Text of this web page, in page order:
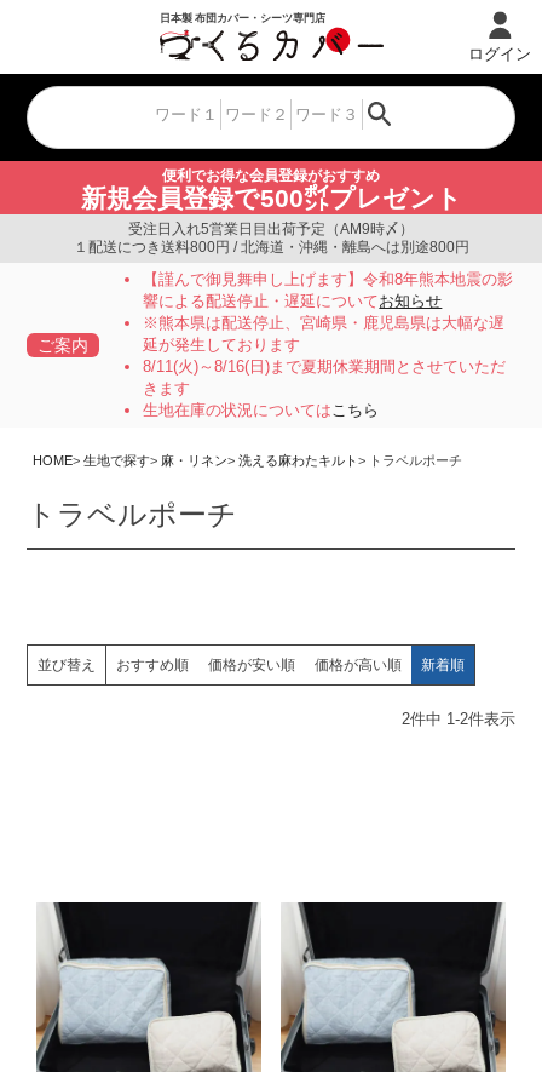
便利でお得な会員登録がおすすめ
新規会員登録で500㌽プレゼント
ログイン
受注日入れ5営業日目出荷予定（AM9時〆）
１配送につき送料800円 / 北海道・沖縄・離島へは別途800円
ご案内
【謹んで御見舞申し上げます】令和8年熊本地震の影
響による配送停止・遅延についてお知らせ
※熊本県は配送停止、宮崎県・鹿児島県は大幅な遅
延が発生しております
8/11(火)～8/16(日)まで夏期休業期間とさせていただ
きます
生地在庫の状況についてはこちら
HOME 生地で探す 麻・リネン 洗える麻わたキルト トラベルポーチ
トラベルポーチ
並び替え おすすめ順 価格が安い順 価格が高い順 新着順
2件中 1-2件表示